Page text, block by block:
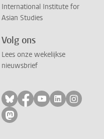
International Institute for
Asian Studies
Volg ons
Lees onze wekelijkse
nieuwsbrief
Volg ons op bluesky
Volg ons op
Volg ons op
Volg ons
Volg
Volg ons op mastodon